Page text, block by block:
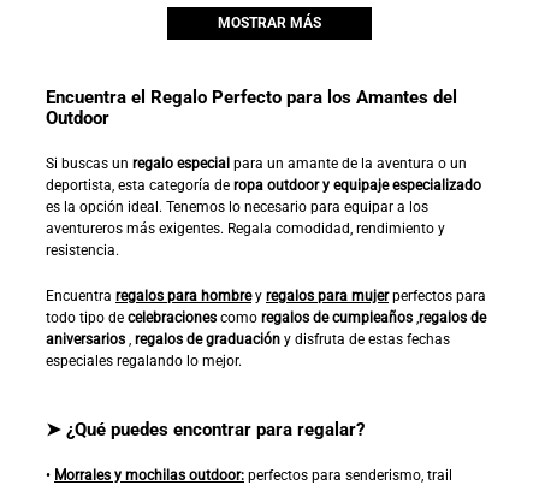
MOSTRAR MÁS
Encuentra el Regalo Perfecto para los Amantes del
Outdoor
Si buscas un regalo especial para un amante de la aventura o un
deportista, esta categoría de ropa outdoor y equipaje especializado
es la opción ideal. Tenemos lo necesario para equipar a los
aventureros más exigentes. Regala comodidad, rendimiento y
resistencia.
Encuentra regalos para hombrey regalos para mujerperfectos para
todo tipo de celebraciones como regalos de cumpleaños regalos de
aniversarios regalos de graduación y disfruta de estas fechas
especiales regalando lo mejor.
➤ ¿Qué puedes encontrar para regalar?
• Morrales y mochilas outdoor: perfectos para senderismo, trail